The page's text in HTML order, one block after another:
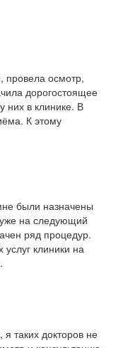
провела осмотр,
дорогостоящее
них в клинике. В
К этому
были назначены
на следующий
ряд процедур.
услуг клиники на
таких докторов не